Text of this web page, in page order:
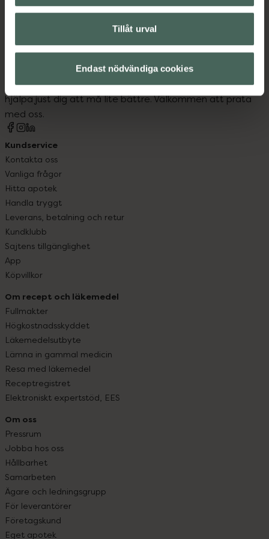
Tillåt urval
Endast nödvändiga cookies
Kronans Apotek finns här för dig. Du hittar oss från Skåne i
syd till Lappland i norr, och online i mobilen och på
datorn. Oavsett vem du är så är det vårt uppdrag att
hjälpa just dig att må lite bättre. Välkommen att prata
med oss.
Kundservice
Kontakta oss
Vanliga frågor
Hitta apotek
Handla tryggt
Leverans, betalning och retur
Kundklubb
Sajtens tillgänglighet
App
Köpvillkor
Om recept och läkemedel
Fullmakter
Högkostnadsskyddet
Läkemedelsutbyte
Lämna in gammal medicin
Resa med läkemedel
Receptregistret
Elektroniskt expertstöd, EES
Om oss
Pressrum
Jobba hos oss
Hållbarhet
Samarbeten
Ägare och ledningsgrupp
För leverantörer
Företagskund
Eget apotek